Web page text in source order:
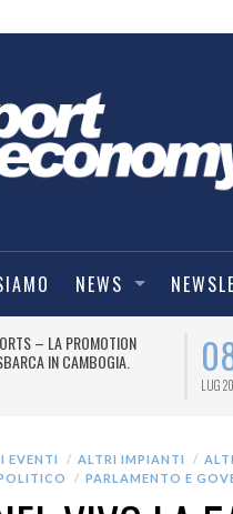
NEWS
– LA PROMOTION
IN CAMBOGIA.
LUG
EVENTI ALTRI IMPIANTI
PARLAMENTO E